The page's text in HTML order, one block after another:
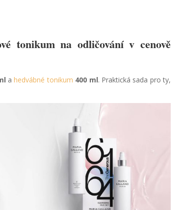
tonikum na odličování v cenově
ahedvábné tonikum 400 ml. Praktická sada pro ty,